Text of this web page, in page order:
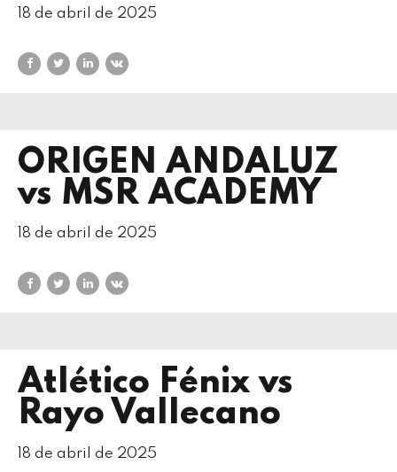
18 de abril de 2025
ORIGEN ANDALUZ
vs MSR ACADEMY
18 de abril de 2025
Atlético Fénix vs
Rayo Vallecano
18 de abril de 2025